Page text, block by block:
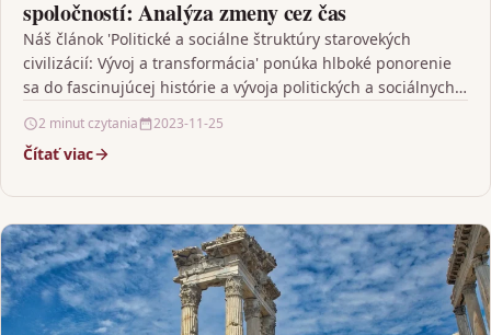
spoločností: Analýza zmeny cez čas
Náš článok 'Politické a sociálne štruktúry starovekých
civilizácií: Vývoj a transformácia' ponúka hlboké ponorenie
sa do fascinujúcej histórie a vývoja politických a sociálnych
2 minut czytania 2023-11-25
Čítať viac